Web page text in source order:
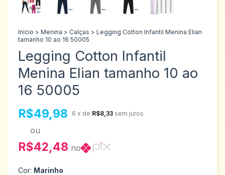
Início > Menina > Calças > Legging Cotton Infantil Menina Elian
tamanho 10 ao 16 50005
Legging Cotton Infantil
Menina Elian tamanho 10 ao
16 50005
R$49,98 6 x de R$8,33 sem juros
ou
R$42,48 no
Cor: Marinho